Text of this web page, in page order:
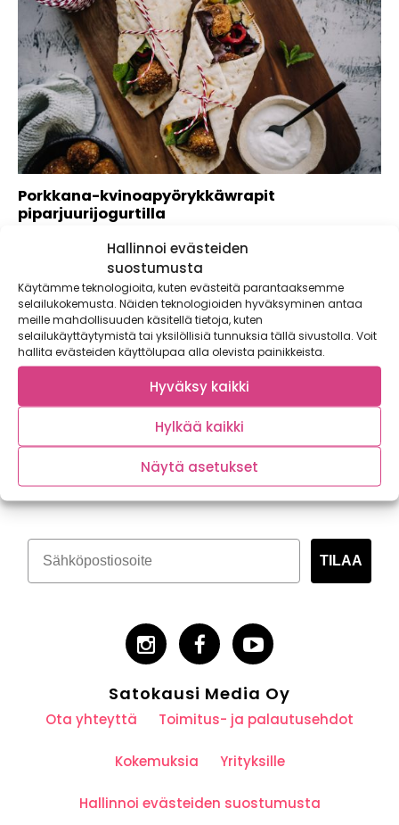
Hallinnoi evästeiden
suostumusta
Käytämme teknologioita, kuten evästeitä parantaaksemme
selailukokemusta. Näiden teknologioiden hyväksyminen antaa
meille mahdollisuuden käsitellä tietoja, kuten
selailukäyttäytymistä tai yksilöllisiä tunnuksia tällä sivustolla. Voit
hallita evästeiden käyttölupaa alla olevista painikkeista.
Hyväksy kaikki
Hylkää kaikki
Näytä asetukset
Porkkana-kvinoapyörykkäwrapit
piparjuurijogurtilla
Wrapit ovat hauskaa ruokaa! Me kääräisimme ohuen leivän
väliin tällä kertaa sesongin ihanimpia...
Tilaa kasvispitoinen uutiskirje
TILAA
Satokausi Media Oy
Ota yhteyttä Toimitus- ja palautusehdot
Kokemuksia Yrityksille
Hallinnoi evästeiden suostumusta